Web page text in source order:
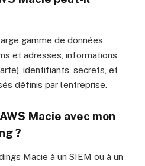
gamme de données
et adresses, informations
identifiants, secrets, et
définis par l’entreprise.
AWS Macie avec mon
?
Macie à un SIEM ou à un